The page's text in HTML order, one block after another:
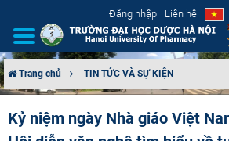
Đăng nhập Liên hệ
Trang chủ TIN TỨC VÀ SỰ KIỆN
Kỷ niệm ngày Nhà giáo Việt